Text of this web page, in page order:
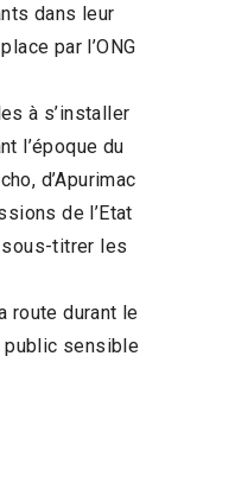
dans leur
par l’ONG
à s’installer
l’époque du
d’Apurimac
de l’Etat
sous-titrer les
route durant le
public sensible